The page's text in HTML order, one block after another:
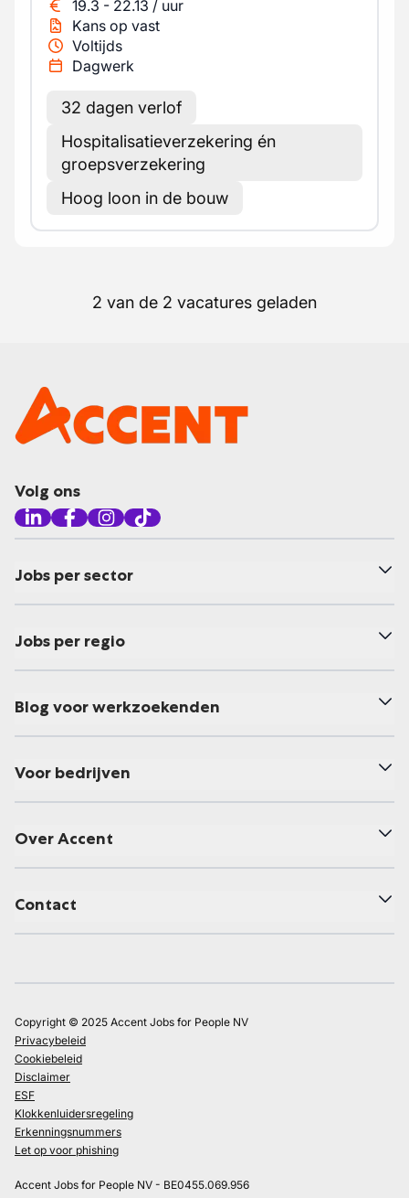
19.3 - 22.13 / uur
Kans op vast
Voltijds
Dagwerk
32 dagen verlof
Hospitalisatieverzekering én
groepsverzekering
Hoog loon in de bouw
2 van de 2 vacatures geladen
Volg ons
Jobs per sector
Jobs per regio
Blog voor werkzoekenden
Voor bedrijven
Over Accent
Contact
Copyright © 2025 Accent Jobs for People NV
Privacybeleid
Cookiebeleid
Disclaimer
ESF
Klokkenluidersregeling
Erkenningsnummers
Let op voor phishing
Accent Jobs for People NV - BE0455.069.956